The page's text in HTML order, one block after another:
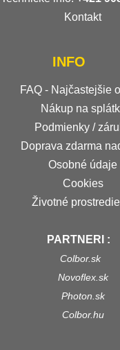
Kontakt
INFO
FAQ - Najčastejšie
Nákup na
Podmienky /
Doprava zdarma
Osobné údaje
Cookies
Životné
PARTNERI :
Colbor.sk
Novoflex.sk
Photon.sk
Colbor.hu